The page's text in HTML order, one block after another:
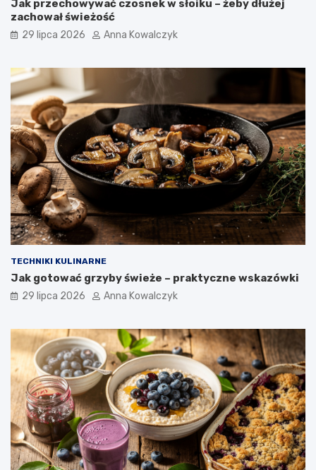
Jak przechowywać czosnek w słoiku – żeby dłużej
zachował świeżość
29 lipca 2026 Anna Kowalczyk
TECHNIKI KULINARNE
Jak gotować grzyby świeże – praktyczne wskazówki
29 lipca 2026 Anna Kowalczyk